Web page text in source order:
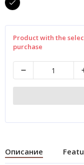
Product with the
purchase
Описание